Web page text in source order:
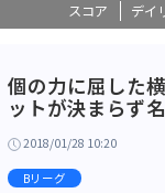
スコア デイ
個の力に屈した
ットが決まらず
2018/01/28 10:20
Bリーグ